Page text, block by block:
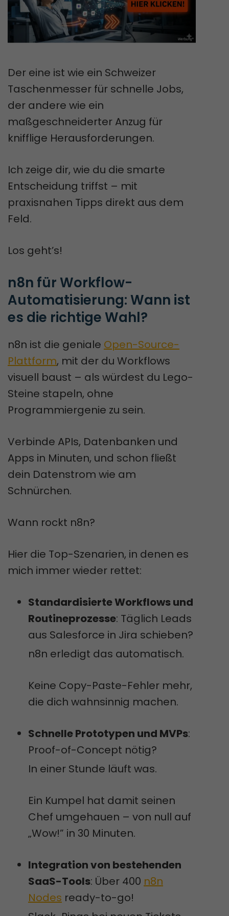
Der eine ist wie ein Schweizer
Taschenmesser für schnelle Jobs,
der andere wie ein
maßgeschneiderter Anzug für
knifflige Herausforderungen.
Ich zeige dir, wie du die smarte
Entscheidung triffst – mit
praxisnahen Tipps direkt aus dem
Feld.
Los geht’s!
n8n für Workflow-
Automatisierung: Wann ist
es die richtige Wahl?
n8n ist die geniale Open-Source-
Plattform, mit der du Workflows
visuell baust – als würdest du Lego-
Steine stapeln, ohne
Programmiergenie zu sein.
Verbinde APIs, Datenbanken und
Apps in Minuten, und schon fließt
dein Datenstrom wie am
Schnürchen.
Wann rockt n8n?
Hier die Top-Szenarien, in denen es
mich immer wieder rettet:
Standardisierte Workflows und
Routineprozesse: Täglich Leads
aus Salesforce in Jira schieben?
n8n erledigt das automatisch.
Keine Copy-Paste-Fehler mehr,
die dich wahnsinnig machen.
Schnelle Prototypen und MVPs:
Proof-of-Concept nötig?
In einer Stunde läuft was.
Ein Kumpel hat damit seinen
Chef umgehauen – von null auf
„Wow!” in 30 Minuten.
Integration von bestehenden
SaaS-Tools: Über 400 n8n
Nodes ready-to-go!